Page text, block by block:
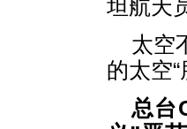
坦航天
太空
的太空
总台